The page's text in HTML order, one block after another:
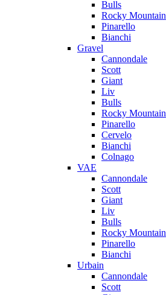
Bulls
Rocky Mountain
Pinarello
Bianchi
Gravel
Cannondale
Scott
Giant
Liv
Bulls
Rocky Mountain
Pinarello
Cervelo
Bianchi
Colnago
VAE
Cannondale
Scott
Giant
Liv
Bulls
Rocky Mountain
Pinarello
Bianchi
Urbain
Cannondale
Scott